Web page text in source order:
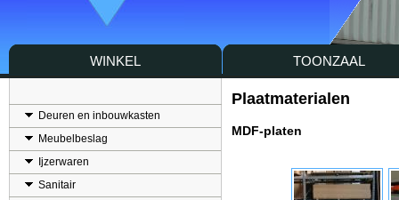
WINKEL TOONZAAL
Deuren en inbouwkasten
Meubelbeslag
Ijzerwaren
Sanitair
Plaatmaterialen
MDF-platen